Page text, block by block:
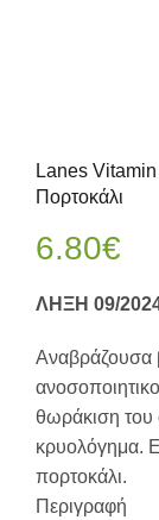
Lanes Vitamin
Πορτοκάλι
6.80€
ΛΗΞΗ 09/
Αναβράζουσα
θωράκιση του
κρυολόγημα.
πορτοκάλι.
Περιγραφή